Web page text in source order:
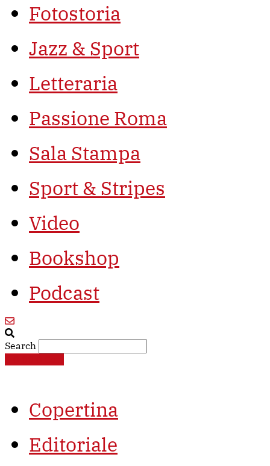
Fotostoria
Jazz & Sport
Letteraria
Passione Roma
Sala Stampa
Sport & Stripes
Video
Bookshop
Podcast
Search
Copertina
Editoriale